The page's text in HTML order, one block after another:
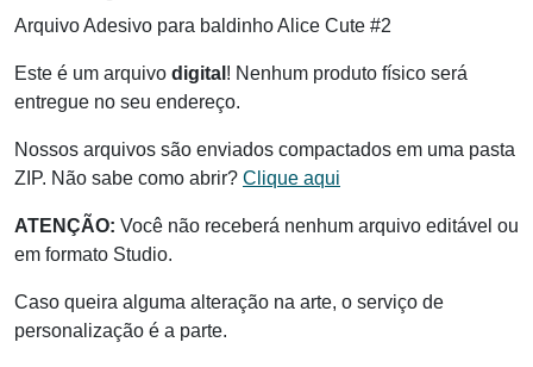
Arquivo Adesivo para baldinho Alice Cute #2
Este é um arquivo digital ! Nenhum produto físico será
entregue no seu endereço.
Nossos arquivos são enviados compactados em uma pasta
ZIP. Não sabe como abrir? Clique aqui
ATENÇÃO: Você não receberá nenhum arquivo editável ou
em formato Studio.
Caso queira alguma alteração na arte, o serviço de
personalização é a parte.